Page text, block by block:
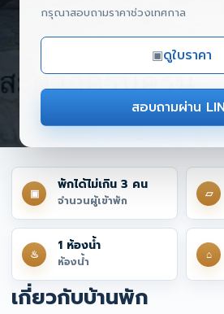
กรุณาสอบถามราคาช่วงเทศกาล
▣ดูใบราคา
สอบถามผ่าน
▣
พักได้ไม่เกิน 3 คน
จำนวนผู้เข้าพัก
▱
♨
1 ห้องน้ำ
ห้องน้ำ
⌂
เกี่ยวกับบ้านพัก